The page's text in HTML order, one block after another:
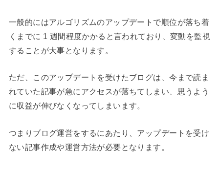
一般的にはアルゴリズムのアップデートで順位が落ち着
くまでに 1 週間程度かかると言われており、変動を監視
することが大事となります。
ただ、このアップデートを受けたブログは、今まで読ま
れていた記事が急にアクセスが落ちてしまい、思うよう
に収益が伸びなくなってしまいます。
つまりブログ運営をするにあたり、アップデートを受け
ない記事作成や運営方法が必要となります。